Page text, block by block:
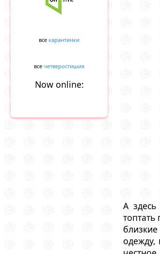
все карантинки
все четверостишия
Now online:
А
одежду,